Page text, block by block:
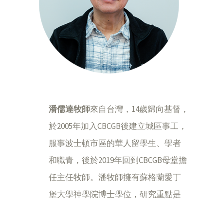
潘儒達牧師來自台灣，14歲歸向基督，
於2005年加入CBCGB後建立城區事工，
服事波士頓市區的華人留學生、學者
和職青，後於2019年回到CBCGB母堂擔
任主任牧師。潘牧師擁有蘇格蘭愛丁
堡大學神學院博士學位，研究重點是